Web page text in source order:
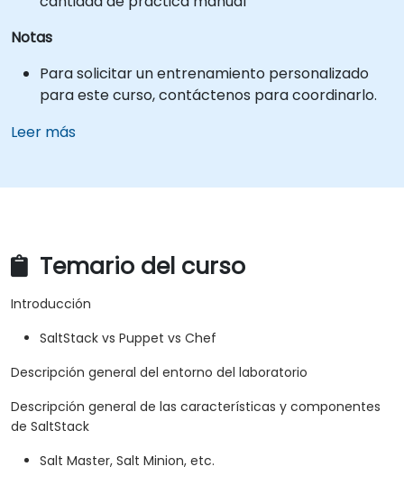
Notas
Para solicitar un entrenamiento personalizado
para este curso, contáctenos para coordinarlo.
Leer más
Temario del curso
Introducción
SaltStack vs Puppet vs Chef
Descripción general del entorno del laboratorio
Descripción general de las características y componentes
de SaltStack
Salt Master, Salt Minion, etc.